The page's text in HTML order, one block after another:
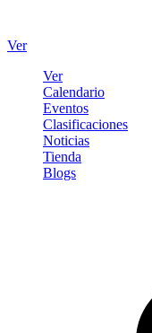
Ver
Ver
Calendario
Eventos
Clasificaciones
Noticias
Tienda
Blogs